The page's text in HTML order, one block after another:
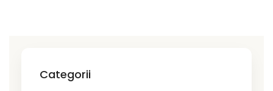
Categorii